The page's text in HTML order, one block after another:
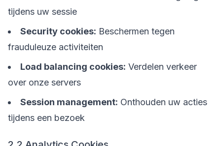
tijdens uw sessie
Security cookies: Beschermen tegen
frauduleuze activiteiten
Load balancing cookies: Verdelen verkeer
over onze servers
Session management: Onthouden uw acties
tijdens een bezoek